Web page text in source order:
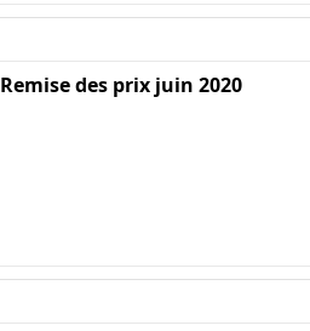
Remise des prix juin 2020